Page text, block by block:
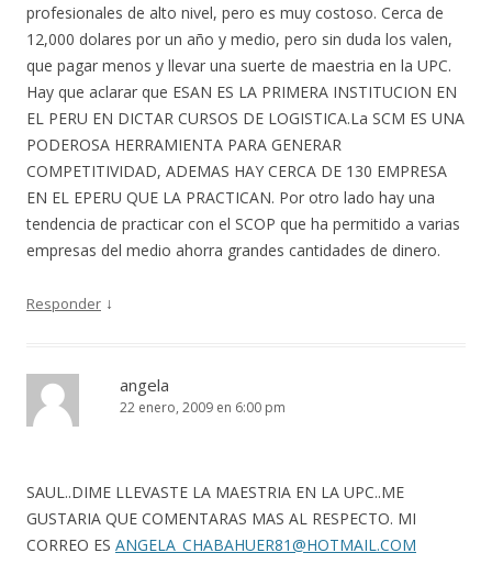
profesionales de alto nivel, pero es muy costoso. Cerca de
12,000 dolares por un año y medio, pero sin duda los valen,
que pagar menos y llevar una suerte de maestria en la UPC.
Hay que aclarar que ESAN ES LA PRIMERA INSTITUCION EN
EL PERU EN DICTAR CURSOS DE LOGISTICA.La SCM ES UNA
PODEROSA HERRAMIENTA PARA GENERAR
COMPETITIVIDAD, ADEMAS HAY CERCA DE 130 EMPRESA
EN EL EPERU QUE LA PRACTICAN. Por otro lado hay una
tendencia de practicar con el SCOP que ha permitido a varias
empresas del medio ahorra grandes cantidades de dinero.
Responder ↓
angela
22 enero, 2009 en 6:00 pm
SAUL..DIME LLEVASTE LA MAESTRIA EN LA UPC..ME
GUSTARIA QUE COMENTARAS MAS AL RESPECTO. MI
CORREO ES ANGELA_CHABAHUER81@HOTMAIL.COM